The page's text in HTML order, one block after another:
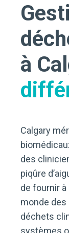
à
Calgary
des
piqûre
de fournir à
monde des
déchets
systèmes